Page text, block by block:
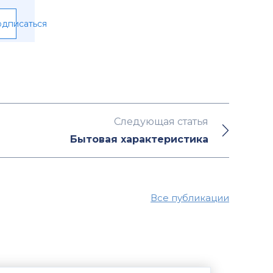
Следующая статья
Бытовая характеристика
Все публикации